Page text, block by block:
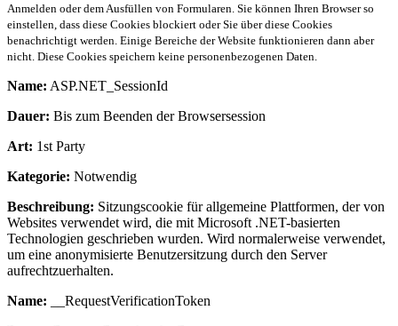
Anmelden oder dem Ausfüllen von Formularen. Sie können Ihren Browser so
einstellen, dass diese Cookies blockiert oder Sie über diese Cookies
benachrichtigt werden. Einige Bereiche der Website funktionieren dann aber
nicht. Diese Cookies speichern keine personenbezogenen Daten.
Name: ASP.NET_SessionId
Dauer: Bis zum Beenden der Browsersession
Art: 1st Party
Kategorie: Notwendig
Beschreibung: Sitzungscookie für allgemeine Plattformen, der von
Websites verwendet wird, die mit Microsoft .NET-basierten
Technologien geschrieben wurden. Wird normalerweise verwendet,
um eine anonymisierte Benutzersitzung durch den Server
aufrechtzuerhalten.
Name: __RequestVerificationToken